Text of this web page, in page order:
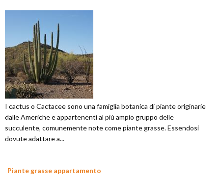
I cactus o Cactacee sono una famiglia botanica di piante originarie
dalle Americhe e appartenenti al più ampio gruppo delle
succulente, comunemente note come piante grasse. Essendosi
dovute adattare a...
Piante grasse appartamento